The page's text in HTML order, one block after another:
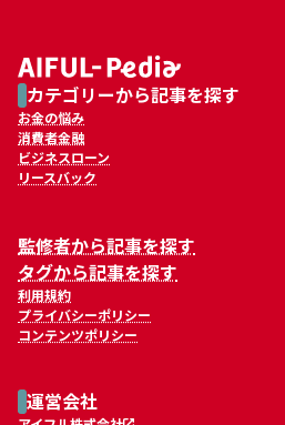
カテゴリーから記事を探す
お金の悩み
消費者金融
ビジネスローン
リースバック
監修者から記事を探す
タグから記事を探す
利用規約
プライバシーポリシー
コンテンツポリシー
運営会社